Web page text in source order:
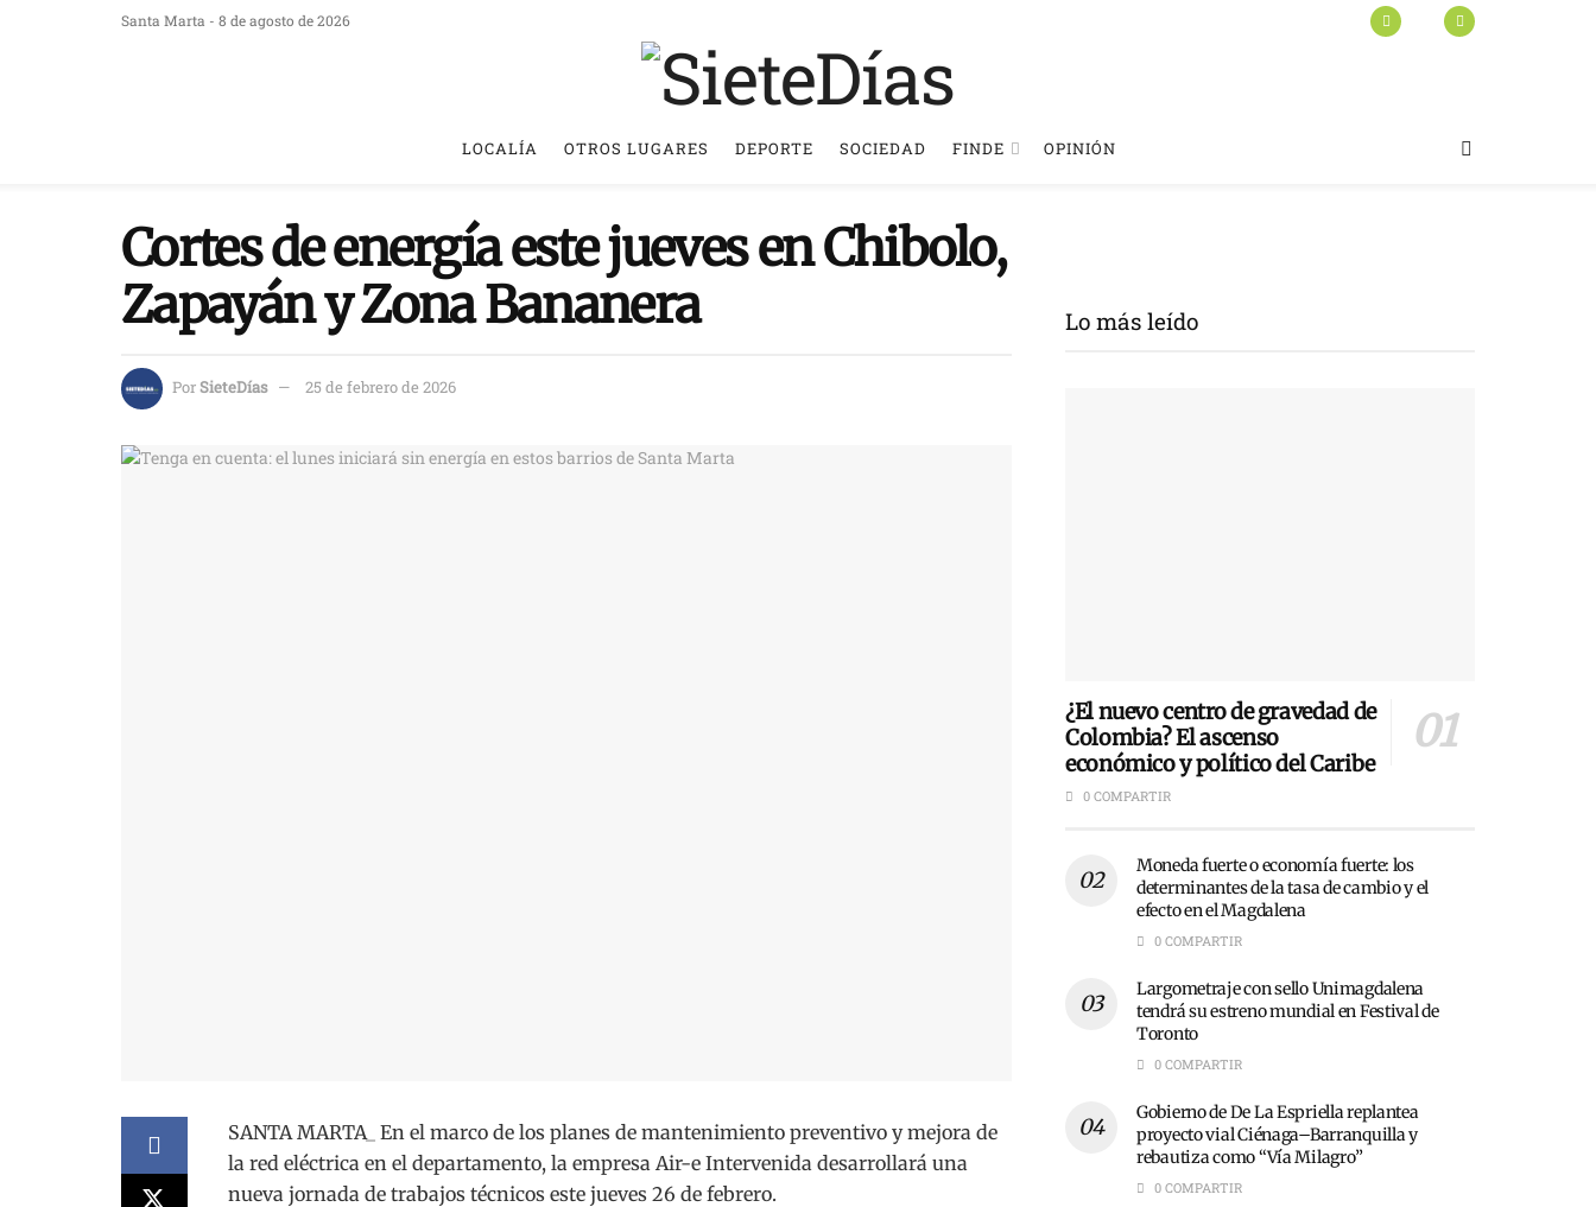
Santa Marta - 8 de agosto de 2026
LOCALÍA OTROS LUGARES DEPORTE SOCIEDAD FINDE OPINIÓN
Cortes de energía este jueves en Chibolo,
Zapayán y Zona Bananera
PorSieteDías 25 de febrero de 2026
SANTA MARTA_ En el marco de los planes de mantenimiento preventivo y mejora de
la red eléctrica en el departamento, la empresa Air-e Intervenida desarrollará una
nueva jornada de trabajos técnicos este jueves 26 de febrero.
Lo más leído
¿El nuevo centro de gravedad de
Colombia? El ascenso
económico y político del Caribe
0 COMPARTIR
Moneda fuerte o economía fuerte: los
determinantes de la tasa de cambio y el
efecto en el Magdalena
0 COMPARTIR
Largometraje con sello Unimagdalena
tendrá su estreno mundial en Festival de
Toronto
0 COMPARTIR
Gobierno de De La Espriella replantea
proyecto vial Ciénaga–Barranquilla y
rebautiza como “Vía Milagro”
0 COMPARTIR